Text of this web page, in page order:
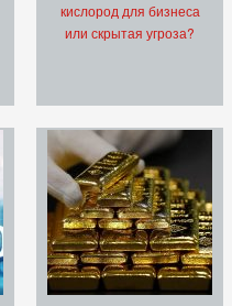
кислород для бизнеса
или скрытая угроза?